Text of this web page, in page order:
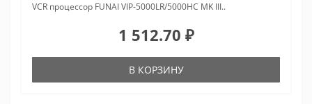
VCR пpоцессоp FUNAI VIP-5000LR/5000HC MK III..
1 512.70 ₽
В КОРЗИНУ